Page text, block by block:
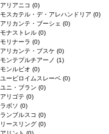
アリアニコ (0)
モスカテル・デ・アレハンドリア (0)
アリカンテ・ブーシェ (0)
モナストレル (0)
モリナーラ (0)
アリカンテ・ブスケ (0)
モンテプルチアーノ (1)
モンルビオ (0)
ユービロイムスレーベ (0)
ユニ・ブラン (0)
アリゴテ (0)
ラボソ (0)
ランブルスコ (0)
リースリング (0)